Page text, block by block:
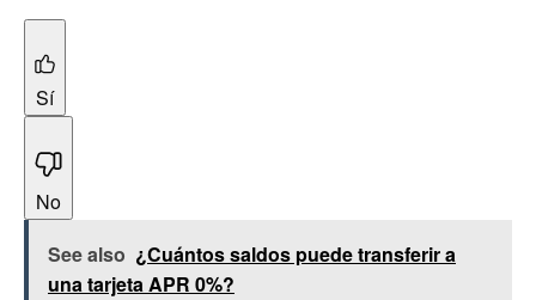
Sí
No
See also ¿Cuántos saldos puede transferir a
una tarjeta APR 0%?